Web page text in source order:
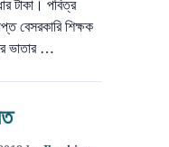
টাকা। পবিত্র
বেসরকারি শিক্ষক
ভাতার …